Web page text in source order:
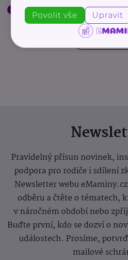
Aktuálně Bydlení, domácnost
Další
Pravidelný přísun novinek,
podpora pro rodiče i sdílení
Newsletter webu
odběru a čtěte o tématech,
v náročném období nebo
Buďte první, kdo se dozví o
událostech. Prosíme,
mailové
Povolit vše Upravit